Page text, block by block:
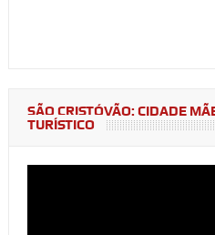
SÃO CRISTÓVÃO: CIDADE
TURÍSTICO